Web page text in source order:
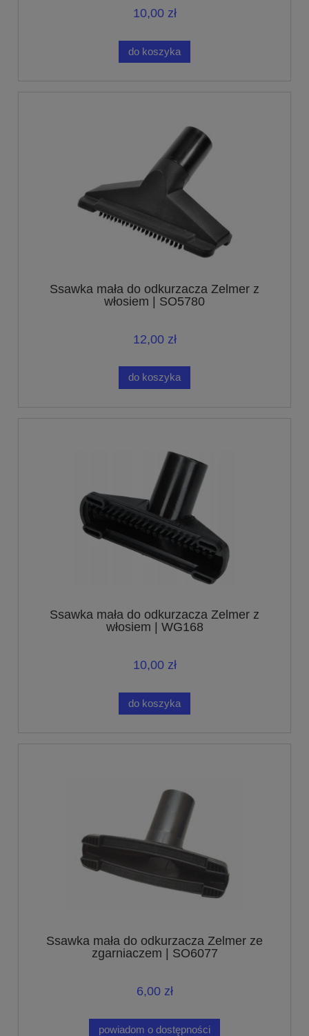
10,00 zł
do koszyka
Ssawka mała do odkurzacza Zelmer z
włosiem | SO5780
12,00 zł
do koszyka
Ssawka mała do odkurzacza Zelmer z
włosiem | WG168
10,00 zł
do koszyka
Ssawka mała do odkurzacza Zelmer ze
zgarniaczem | SO6077
6,00 zł
powiadom o dostępności